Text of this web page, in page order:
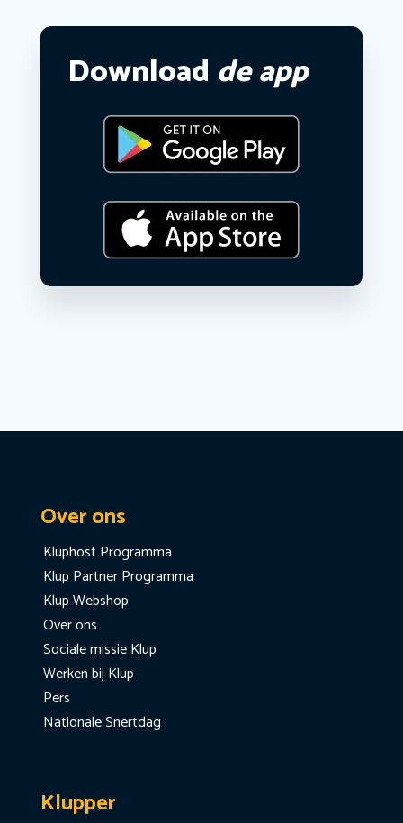
Download de app
Over ons
Kluphost Programma
Klup Partner Programma
Klup Webshop
Over ons
Sociale missie Klup
Werken bij Klup
Pers
Nationale Snertdag
Klupper